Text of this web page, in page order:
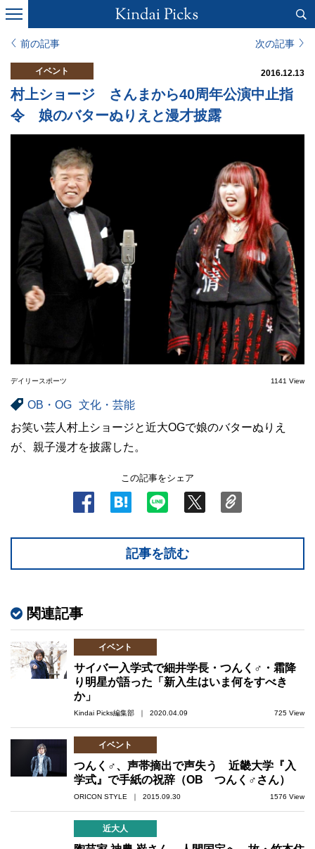
前の記事 次の記事
イベント 2016.12.13
村上ショージ さんまから40周年公演中止指
令 娘のバターぬりえと漫才披露
デイリースポーツ 1141 View
OB・OG 文化・芸能
お笑い芸人村上ショージと近大OGで娘のバターぬりえ
が、親子漫才を披露した。
この記事をシェア
記事を読む
関連記事
イベント
サイバー入学式で細井学長・つんく♂・霜降
り明星が語った「新入生はいま何をすべき
か」
Kindai Picks編集部 ｜ 2020.04.09 725 View
イベント
つんく♂、声帯摘出で声失う 近畿大学『入
学式』で手紙の祝辞（OB つんく♂さん）
ORICON STYLE ｜ 2015.09.30 1576 View
近大人